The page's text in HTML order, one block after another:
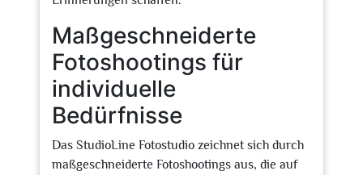
Maßgeschneiderte
Fotoshootings für
individuelle
Bedürfnisse
Das StudioLine Fotostudio zeichnet sich durch
maßgeschneiderte Fotoshootings aus, die auf